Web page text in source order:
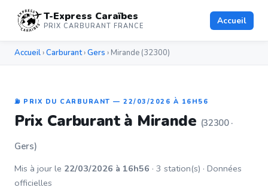
T-Express Caraïbes
PRIX CARBURANT FRANCE Accueil
Accueil ›Carburant›Gers › Mirande (32300)
⛽ PRIX DU CARBURANT — 22/03/2026 À 16H56
Prix Carburant à Mirande (32300 ·
Gers)
Mis à jour le 22/03/2026 à 16h56 · 3 station(s) · Données
officielles